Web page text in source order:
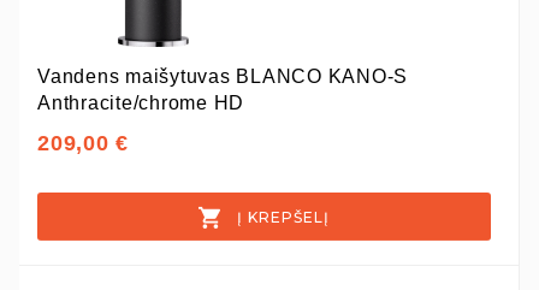
Vandens maišytuvas BLANCO KANO-S
Anthracite/chrome HD
209,00 €
Į KREPŠELĮ